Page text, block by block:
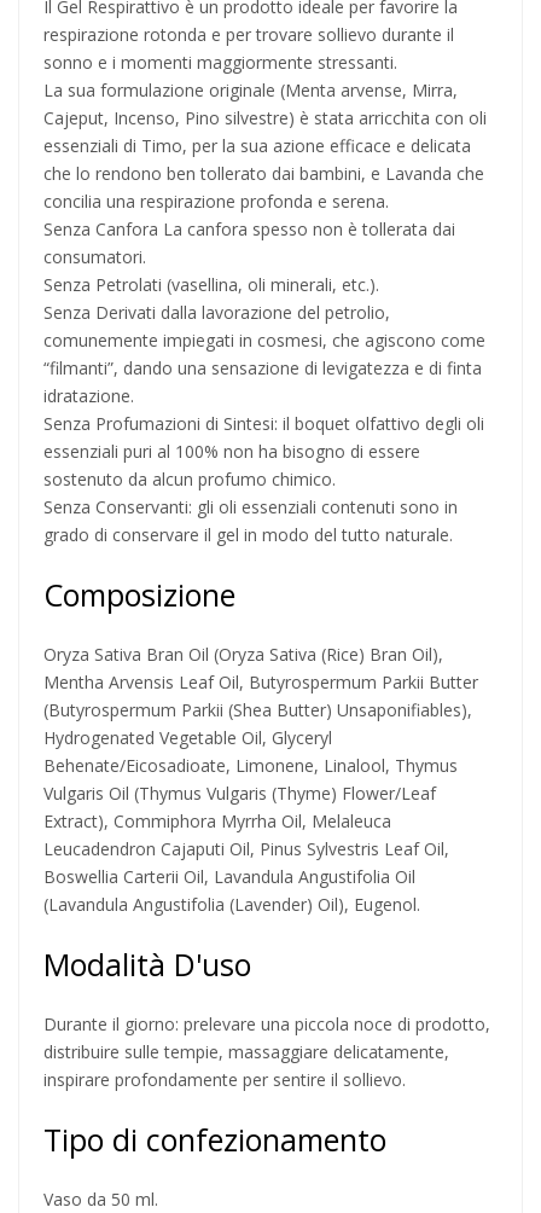
Il Gel Respirattivo è un prodotto ideale per favorire la
respirazione rotonda e per trovare sollievo durante il
sonno e i momenti maggiormente stressanti.
La sua formulazione originale (Menta arvense, Mirra,
Cajeput, Incenso, Pino silvestre) è stata arricchita con oli
essenziali di Timo, per la sua azione efficace e delicata
che lo rendono ben tollerato dai bambini, e Lavanda che
concilia una respirazione profonda e serena.
Senza Canfora La canfora spesso non è tollerata dai
consumatori.
Senza Petrolati (vasellina, oli minerali, etc.).
Senza Derivati dalla lavorazione del petrolio,
comunemente impiegati in cosmesi, che agiscono come
“filmanti”, dando una sensazione di levigatezza e di finta
idratazione.
Senza Profumazioni di Sintesi: il boquet olfattivo degli oli
essenziali puri al 100% non ha bisogno di essere
sostenuto da alcun profumo chimico.
Senza Conservanti: gli oli essenziali contenuti sono in
grado di conservare il gel in modo del tutto naturale.
Composizione
Oryza Sativa Bran Oil (Oryza Sativa (Rice) Bran Oil),
Mentha Arvensis Leaf Oil, Butyrospermum Parkii Butter
(Butyrospermum Parkii (Shea Butter) Unsaponifiables),
Hydrogenated Vegetable Oil, Glyceryl
Behenate/Eicosadioate, Limonene, Linalool, Thymus
Vulgaris Oil (Thymus Vulgaris (Thyme) Flower/Leaf
Extract), Commiphora Myrrha Oil, Melaleuca
Leucadendron Cajaputi Oil, Pinus Sylvestris Leaf Oil,
Boswellia Carterii Oil, Lavandula Angustifolia Oil
(Lavandula Angustifolia (Lavender) Oil), Eugenol.
Modalità D'uso
Durante il giorno: prelevare una piccola noce di prodotto,
distribuire sulle tempie, massaggiare delicatamente,
inspirare profondamente per sentire il sollievo.
Tipo di confezionamento
Vaso da 50 ml.